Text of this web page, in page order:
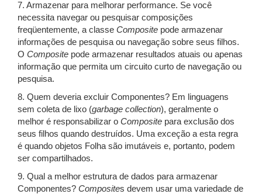
7. Armazenar para melhorar performance. Se você
necessita navegar ou pesquisar composições
freqüentemente, a classe Composite pode armazenar
informações de pesquisa ou navegação sobre seus filhos.
O Composite pode armazenar resultados atuais ou apenas
informação que permita um circuito curto de navegação ou
pesquisa.
8. Quem deveria excluir Componentes? Em linguagens
sem coleta de lixo (garbage collection), geralmente o
melhor é responsabilizar o Composite para exclusão dos
seus filhos quando destruídos. Uma exceção a esta regra
é quando objetos Folha são imutáveis e, portanto, podem
ser compartilhados.
9. Qual a melhor estrutura de dados para armazenar
Componentes? Composites devem usar uma variedade de